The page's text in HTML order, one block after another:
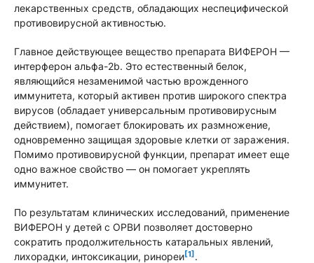
лекарственных средств, обладающих неспецифической
противовирусной активностью.
Главное действующее вещество препарата ВИФЕРОН —
интерферон альфа-2b. Это естественный белок,
являющийся незаменимой частью врожденного
иммунитета, который активен против широкого спектра
вирусов (обладает универсальным противовирусным
действием), помогает блокировать их размножение,
одновременно защищая здоровые клетки от заражения.
Помимо противовирусной функции, препарат имеет еще
одно важное свойство — он помогает укреплять
иммунитет.
По результатам клинических исследований, применение
ВИФЕРОН у детей с ОРВИ позволяет достоверно
сократить продолжительность катаральных явлений,
лихорадки, интоксикации, ринореи[1] .